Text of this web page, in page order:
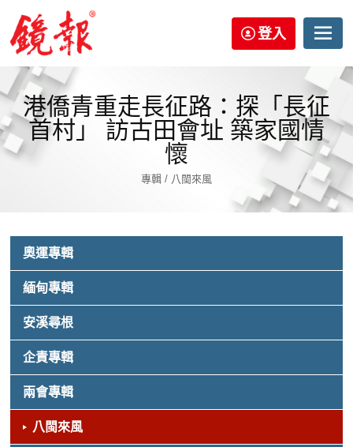
登入
港僑青重走長征路：探「長征
首村」 訪古田會址 築家國情
懷
專輯 / 八閩來風
奧運專輯
緬甸專輯
安溪尋根
企責專輯
兩會專輯
八閩來風